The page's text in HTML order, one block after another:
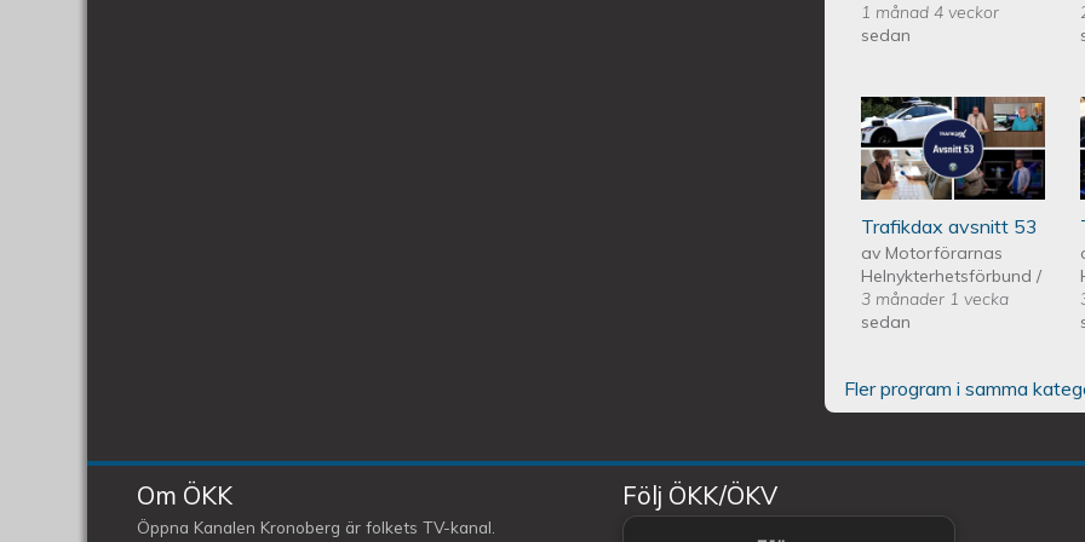
1 månad 4 veckor
sedan
Trafikdax -
Trafikdax avsnitt 53
av Motorförarnas
Helnykterhetsförbund/
3 månader 1 vecka
sedan
Fler program i samma
Om ÖKK
Öppna Kanalen Kronoberg är folkets TV-kanal.
Följ ÖKK/ÖKV